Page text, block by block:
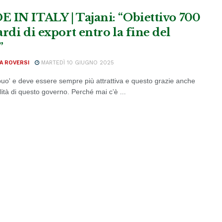
IN ITALY | Tajani: “Obiettivo 700
di export entro la fine del
ROVERSI MARTEDÌ 10 GIUGNO 2025
e deve essere sempre più attrattiva e questo grazie anche
di questo governo. Perché mai c’è ...